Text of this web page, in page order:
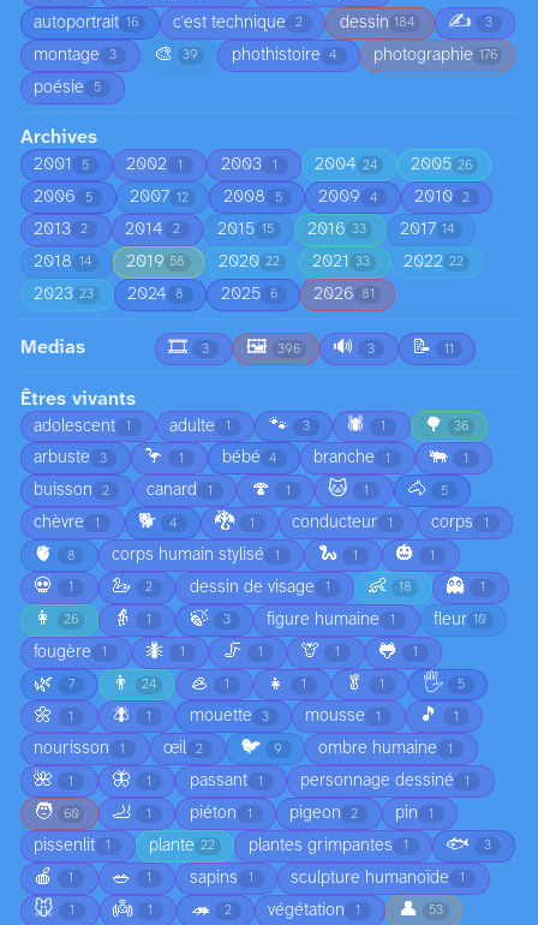
autoportrait 16 c'est technique 2 dessin 184 ✍️ 3
montage 3 🎨 39 phothistoire 4 photographie 176
poésie 5
Archives
2001 5 2002 1 2003 1 2004 24 2005 26
2006 5 2007 12 2008 5 2009 4 2010 2
2013 2 2014 2 2015 15 2016 33 2017 14
2018 14 2019 58 2020 22 2021 33 2022 22
2023 23 2024 8 2025 6 2026 81
Medias 🎞️ 3 🖼️ 396 🔊 3 📝 11
Êtres vivants
adolescent 1 adulte 1 🐾 3 🕷️ 1 🌳 36
arbuste 3 🦩 1 bébé 4 branche 1 🐃 1
buisson 2 canard 1 🍄 1 🐱 1 🐴 5
chèvre 1 🐕 4 🐉 1 conducteur 1 corps 1
🫀 8 corps humain stylisé 1 🐍 1 🎃 1
💀 1 🦢 2 dessin de visage 1 👶 18 👻 1
👩 26 👵 1 🍃 3 figure humaine 1 fleur 10
fougère 1 🐜 1 🦵 1 🦒 1 🐸 1
🌿 7 👨 24 🦪 1 👧 1 🥬 1 🖐️ 5
🌼 1 🪰 1 mouette 3 mousse 1 🎵 1
nourisson 1 œil 2 🐦 9 ombre humaine 1
🌺 1 🦋 1 passant 1 personnage dessiné 1
🧑 60 🦶 1 piéton 1 pigeon 2 pin 1
pissenlit 1 plante 22 plantes grimpantes 1 🐟 3
🍎 1 🥗 1 sapins 1 sculpture humanoïde 1
🐭 1 👼 1 🦔 2 végétation 1 👤 53